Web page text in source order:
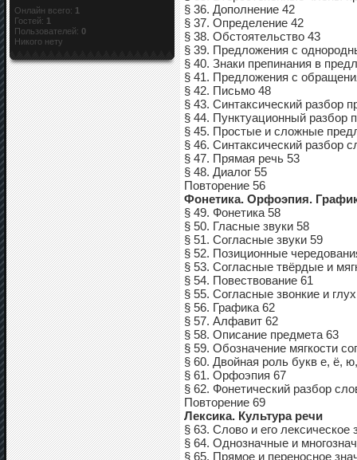
§ 36. Дополнение 42
§ 37. Определение 42
§ 38. Обстоятельство 43
§ 39. Предложения с
§ 40. Знаки препинания в
§ 41. Предложения с
§ 42. Письмо 48
§ 43. Синтаксический разбор
§ 44. Пунктуационный разбор
§ 45. Простые и сложные
§ 46. Синтаксический разбор
§ 47. Прямая речь 53
§ 48. Диалог 55
Повторение 56
Фонетика. Орфоэпия.
§ 49. Фонетика 58
§ 50. Гласные звуки 58
§ 51. Согласные звуки 59
§ 52. Позиционные
§ 53. Согласные твёрдые и
§ 54. Повествование 61
§ 55. Согласные звонкие и
§ 56. Графика 62
§ 57. Алфавит 62
§ 58. Описание предмета 63
§ 59. Обозначение мягкости
§ 60. Двойная роль букв е, ё,
§ 61. Орфоэпия 67
§ 62. Фонетический разбор
Повторение 69
Лексика. Культура речи
§ 63. Слово и его лексическое
§ 64. Однозначные и
§ 65. Прямое и переносное
Онлайн всего: 1
Гостей: 1
Пользователей: 0
Никого нету